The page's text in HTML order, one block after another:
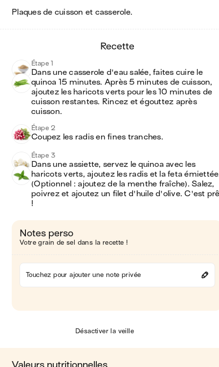
plaques de cuisson et casserole.
recette
Étape 1
Dans une casserole d'eau salée, faites cuire le
quinoa 15 minutes. Après 5 minutes de cuisson,
ajoutez les haricots verts pour les 10 minutes de
cuisson restantes. Rincez et égouttez après
cuisson.
Étape 2
Coupez les radis en fines tranches.
Étape 3
Dans une assiette, servez le quinoa avec les
haricots verts, ajoutez les radis et la feta
(Optionnel : ajoutez de la menthe fraîche). Salez,
poivrez et ajoutez un filet d'huile d'olive. C'est
!
Notes perso
Votre grain de sel dans la recette !
Touchez pour ajouter une note privée
Désactiver la veille
Valeurs nutritionnelles